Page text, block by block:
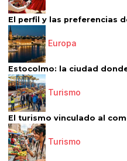
El perfil y las preferencias
Europa
Estocolmo: la ciudad
Turismo
El turismo vinculado al
Turismo